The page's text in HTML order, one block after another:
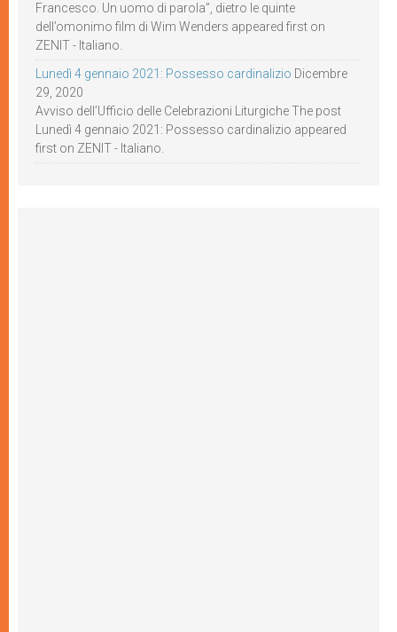
Francesco. Un uomo di parola”, dietro le quinte
dell’omonimo film di Wim Wenders appeared first on
ZENIT - Italiano.
Lunedì 4 gennaio 2021: Possesso cardinalizio Dicembre
29, 2020
Avviso dell’Ufficio delle Celebrazioni Liturgiche The post
Lunedì 4 gennaio 2021: Possesso cardinalizio appeared
first on ZENIT - Italiano.